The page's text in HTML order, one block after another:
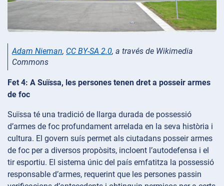
Adam Nieman, CC BY-SA 2.0, a través de Wikimedia
Commons
Fet 4: A Suïssa, les persones tenen dret a posseir armes
de foc
Suïssa té una tradició de llarga durada de possessió
d’armes de foc profundament arrelada en la seva història i
cultura. El govern suís permet als ciutadans posseir armes
de foc per a diversos propòsits, incloent l’autodefensa i el
tir esportiu. El sistema únic del país emfatitza la possessió
responsable d’armes, requerint que les persones passin